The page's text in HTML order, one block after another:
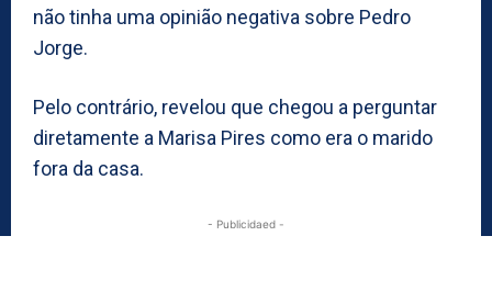
não tinha uma opinião negativa sobre Pedro
Jorge.
Pelo contrário, revelou que chegou a perguntar
diretamente a Marisa Pires como era o marido
fora da casa.
- Publicidaed -